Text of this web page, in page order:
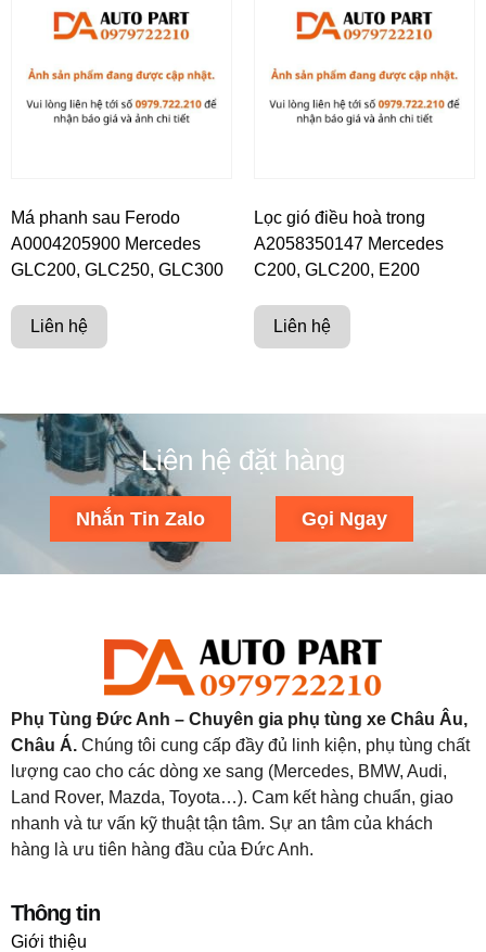
Má phanh sau Ferodo
A0004205900 Mercedes
GLC200, GLC250, GLC300
Liên hệ
Lọc gió điều hoà trong
A2058350147 Mercedes
C200, GLC200, E200
Liên hệ
Liên hệ đặt hàng
Nhắn Tin Zalo Gọi Ngay
Phụ Tùng Đức Anh – Chuyên gia phụ tùng xe Châu Âu,
Châu Á. Chúng tôi cung cấp đầy đủ linh kiện, phụ tùng chất
lượng cao cho các dòng xe sang (Mercedes, BMW, Audi,
Land Rover, Mazda, Toyota…). Cam kết hàng chuẩn, giao
nhanh và tư vấn kỹ thuật tận tâm. Sự an tâm của khách
hàng là ưu tiên hàng đầu của Đức Anh.
Thông tin
Giới thiệu